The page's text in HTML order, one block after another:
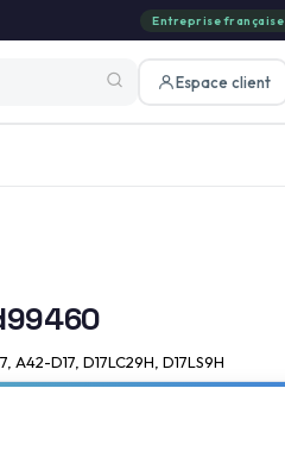
Entreprise française
Espace client
D17, D17LC29H, D17LS9H